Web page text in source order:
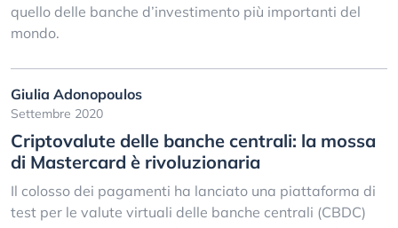
quello delle banche d’investimento più importanti del
mondo.
Giulia Adonopoulos
Settembre 2020
Criptovalute delle banche centrali: la mossa
di Mastercard è rivoluzionaria
Il colosso dei pagamenti ha lanciato una piattaforma di
test per le valute virtuali delle banche centrali (CBDC)